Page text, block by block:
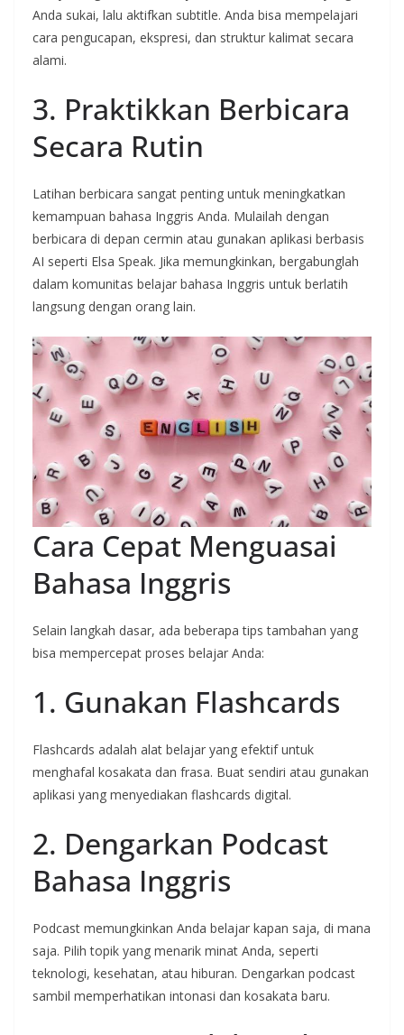
Anda sukai, lalu aktifkan subtitle. Anda bisa mempelajari
cara pengucapan, ekspresi, dan struktur kalimat secara
alami.
3. Praktikkan Berbicara
Secara Rutin
Latihan berbicara sangat penting untuk meningkatkan
kemampuan bahasa Inggris Anda. Mulailah dengan
berbicara di depan cermin atau gunakan aplikasi berbasis
AI seperti Elsa Speak. Jika memungkinkan, bergabunglah
dalam komunitas belajar bahasa Inggris untuk berlatih
langsung dengan orang lain.
Cara Cepat Menguasai
Bahasa Inggris
Selain langkah dasar, ada beberapa tips tambahan yang
bisa mempercepat proses belajar Anda:
1. Gunakan Flashcards
Flashcards adalah alat belajar yang efektif untuk
menghafal kosakata dan frasa. Buat sendiri atau gunakan
aplikasi yang menyediakan flashcards digital.
2. Dengarkan Podcast
Bahasa Inggris
Podcast memungkinkan Anda belajar kapan saja, di mana
saja. Pilih topik yang menarik minat Anda, seperti
teknologi, kesehatan, atau hiburan. Dengarkan podcast
sambil memperhatikan intonasi dan kosakata baru.